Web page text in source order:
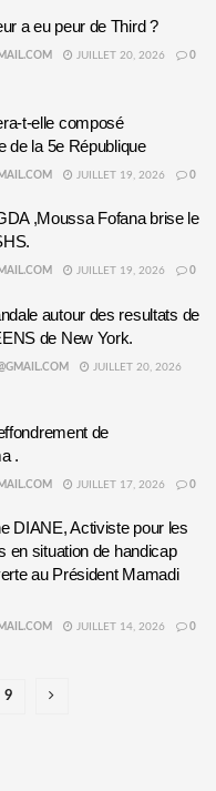
a eu peur de Third ?
JUILLET 20, 2026 0
t-elle composé
de la 5e République
JUILLET 19, 2026 0
,Moussa Fofana brise le
JUILLET 19, 2026 0
autour des resultats de
de New York.
JUILLET 20, 2026
de
.
JUILLET 17, 2026 0
DIANE, Activiste pour les
en situation de handicap
au Président Mamadi
JUILLET 14, 2026 0
9